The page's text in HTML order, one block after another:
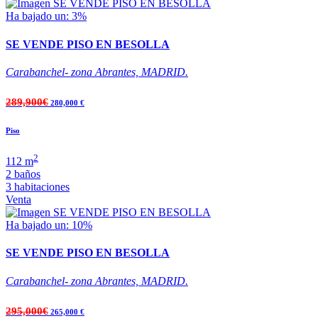
Ha bajado un: 3%
SE VENDE PISO EN BESOLLA
Carabanchel- zona Abrantes, MADRID.
289,900€ 280,000 €
Piso
112 m2
2 baños
3 habitaciones
Venta
Ha bajado un: 10%
SE VENDE PISO EN BESOLLA
Carabanchel- zona Abrantes, MADRID.
295,000€ 265,000 €